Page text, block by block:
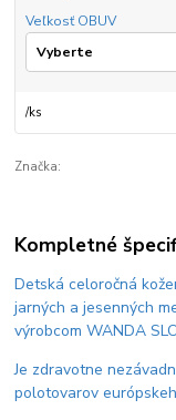
Veľkosť OBUV
/ks
Značka:
Kompletné
Detská celoročná
jarných a jesenných
výrobcom WANDA
Je zdravotne
polotovarov